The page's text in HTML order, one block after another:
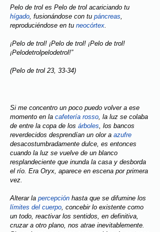
Pelo de trol es Pelo de trol acariciando tu
hígado, fusionándose con tu páncreas,
reproduciéndose en tu neocórtex.
¡Pelo de trol! ¡Pelo de trol! ¡Pelo de trol!
¡Pelodetrolpelodetrol!”
(Pelo de trol 23, 33-34)
Si me concentro un poco puedo volver a ese
momento en la cafetería rosso, la luz se colaba
de entre la copa de los árboles, los bancos
reverdecidos desprendían un olor a azufre
desacostumbradamente dulce, es entonces
cuando la luz se vuelve de un blanco
resplandeciente que inunda la casa y desborda
el río. Era Oryx, aparece en escena por primera
vez.
Alterar la percepción hasta que se difumine los
límites del cuerpo, concebir lo existente como
un todo, reactivar los sentidos, en definitiva,
cruzar a otro plano, nos atrae inevitablemente.